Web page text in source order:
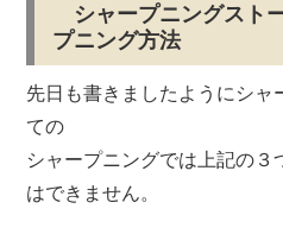
シャープニングスト
プニング方法
先日も書きましたようにシャ
ての
シャープニングでは上記の３
はできません。